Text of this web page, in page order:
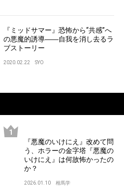
『ミッドサマー』恐怖から“共感”へ
の悪魔的誘導――自我を消し去るラ
ブストーリー
2020.02.22 SYO
『悪魔のいけにえ』改めて問
う、ホラーの金字塔『悪魔の
いけにえ』は何故怖かったの
か？
2026.01.10 相馬学